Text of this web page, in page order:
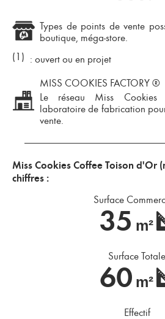
Types de points de vente
boutique, méga-store.
(1) : ouvert ou en projet
MISS COOKIES FACTORY ®
Le réseau Miss Cookies
laboratoire de fabrication
vente.
Miss Cookies Coffee Toison d'Or
chiffres :
Surface
35 m²
Surface Totale
60 m²
Effectif